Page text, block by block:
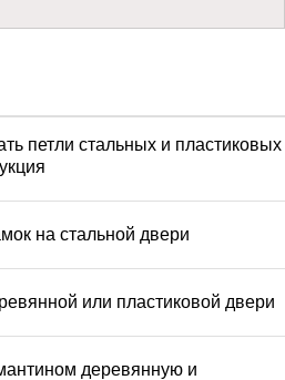
петли стальных и пластиковых
на стальной двери
или пластиковой двери
деревянную и